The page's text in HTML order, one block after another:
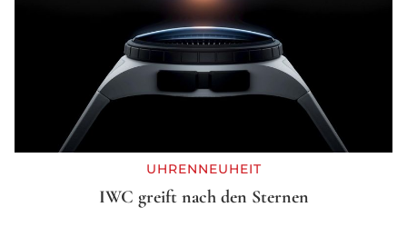
UHRENNEUHEIT
IWC greift nach den Sternen